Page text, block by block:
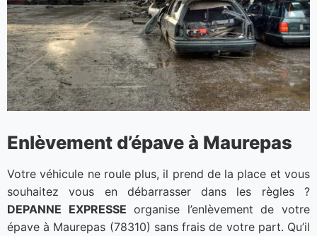
Enlèvement d’épave à Maurepas
Votre véhicule ne roule plus, il prend de la place et vous
souhaitez vous en débarrasser dans les règles ?
DEPANNE EXPRESSE organise l’enlèvement de votre
épave à Maurepas (78310) sans frais de votre part. Qu’il